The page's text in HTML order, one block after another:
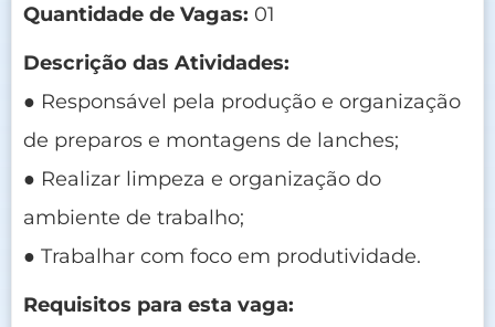
Quantidade de Vagas: 01
Descrição das Atividades:
● Responsável pela produção e organização
de preparos e montagens de lanches;
● Realizar limpeza e organização do
ambiente de trabalho;
● Trabalhar com foco em produtividade.
Requisitos para esta vaga: